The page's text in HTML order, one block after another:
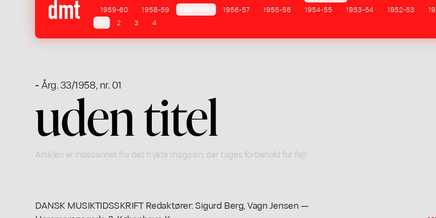
1959-60
1958-59 1956-57 1955-56 1954-55 1953-54 1952-53
2 3 4
- Årg. 33/1958, nr. 01
uden titel
Artiklen er indscannet fra det trykte magasin; der tages forbehold for fejl
DANSK MUSIKTIDSSKRIFT Redaktører: Sigurd Berg, Vagn Jensen —